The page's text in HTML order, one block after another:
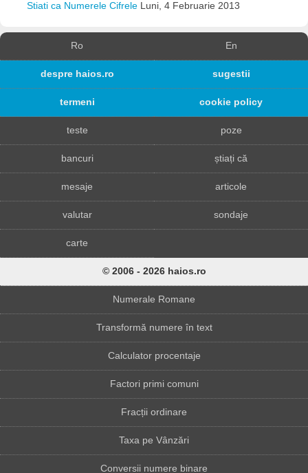
Stiati ca Numerele Cifrele Luni, 4 Februarie 2013
Ro En
despre haios.ro sugestii
termeni cookie policy
teste poze
bancuri știați că
mesaje articole
valutar sondaje
carte
© 2006 - 2026 haios.ro
Numerale Romane
Transformă numere în text
Calculator procentaje
Factori primi comuni
Fracții ordinare
Taxa pe Vânzări
Conversii numere binare